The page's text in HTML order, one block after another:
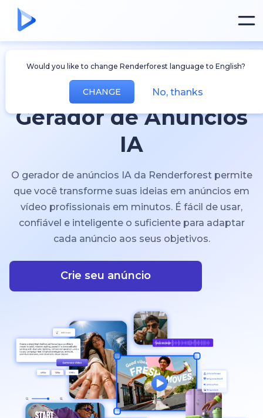
Would you like to change Renderforest language to English?
CHANGE No, thanks
Gerador de Anúncios
IA
O gerador de anúncios IA da Renderforest permite
que você transforme suas ideias em anúncios em
vídeo profissionais em minutos. É fácil de usar,
confiável e inteligente o suficiente para adaptar
cada anúncio aos seus objetivos.
Crie seu anúncio